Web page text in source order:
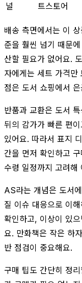
널
트스토어
배송 측면에서는 이
준을 훨씬 넘기 때문
산할 필요가 없어요.
자에게는 세트 가격만
점은 도서 쇼핑에서
반품과 교환은 도서
뒤의 감가가 빠른 편
있어요. 따라서 표지
간을 먼저 확인하고
수령 일정까지 고려해
AS라는 개념은 도서
질 이슈 대응으로 이
확인하고, 이상이 있
요. 만화책은 작은 하
반 점검이 중요해요.
구매 팁도 간단히 정